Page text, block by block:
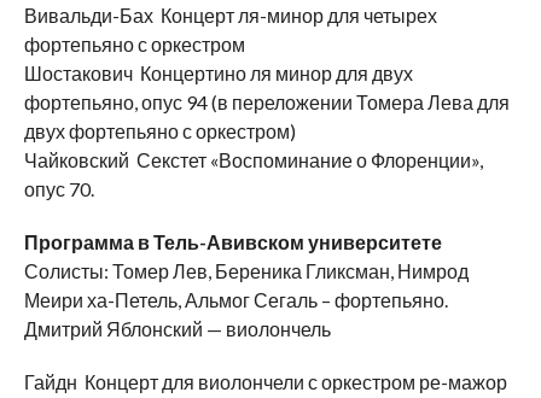
Вивальди-Бах Концерт ля-минор для четырех
фортепьяно с оркестром
Шостакович Концертино ля минор для двух
фортепьяно, опус 94 (в переложении Томера Лева для
двух фортепьяно с оркестром)
Чайковский Секстет «Воспоминание о Флоренции»,
опус 70.
Программа в Тель-Авивском университете
Солисты: Томер Лев, Береника Гликсман, Нимрод
Меири ха-Петель, Альмог Сегаль – фортепьяно.
Дмитрий Яблонский — виолончель
Гайдн Концерт для виолончели с оркестром ре-мажор